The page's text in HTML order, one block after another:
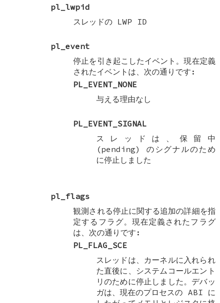
pl_lwpid
スレッドの LWP ID
pl_event
停止を引き起こしたイベント。現在定義
されたイベントは、次の通りです:
PL_EVENT_NONE
与える理由なし
PL_EVENT_SIGNAL
スレッドは、保留中
(pending) のシグナルのため
に停止しました
pl_flags
観測される停止に関する追加の詳細を指
定するフラグ。現在定義されたフラグ
は、次の通りです:
PL_FLAG_SCE
スレッドは、カーネルに入れられ
た直後に、システムコールエント
リのために停止しました。デバッ
ガは、現在のプロセスの ABI に